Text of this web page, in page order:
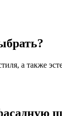
а также